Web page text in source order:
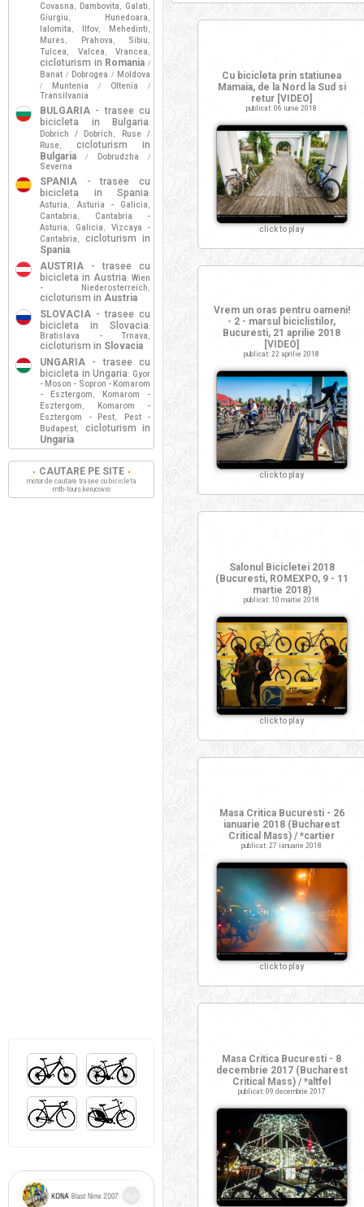
Cu bicicleta prin statiunea
Mamaia, de la Nord la Sud si
retur [VIDEO]
publicat: 06 iunie 2018
click to play
Vrem un oras pentru oameni!
- 2 - marsul biciclistilor,
Bucuresti, 21 aprilie 2018
[VIDEO]
publicat: 22 aprilie 2018
click to play
Salonul Bicicletei 2018
(Bucuresti, ROMEXPO, 9 - 11
martie 2018)
publicat: 10 martie 2018
click to play
Masa Critica Bucuresti - 26
ianuarie 2018 (Bucharest
Critical Mass) / *cartier
publicat: 27 ianuarie 2018
click to play
Masa Critica Bucuresti - 8
decembrie 2017 (Bucharest
Critical Mass) / *altfel
publicat: 09 decembrie 2017
Covasna , Dambovita , Galati ,
Giurgiu , Hunedoara ,
Ialomita , Ilfov, Mehedinti ,
Mures , Prahova , Sibiu ,
Tulcea , Valcea , Vrancea ,
cicloturism in Romania /
Banat / Dobrogea / Moldova
/ Muntenia / Oltenia /
Transilvania
BULGARIA - trasee cu
bicicleta in Bulgaria:
Dobrich / Dobrich ,
Ruse /
Ruse,
cicloturism in
Bulgaria
/ Dobrudzha /
Severna
SPANIA - trasee cu
bicicleta in Spania:
Asturia , Asturia - Galicia ,
Cantabria ,
Cantabria -
Asturia , Galicia ,
Vizcaya -
Cantabria ,
cicloturism in
Spania
AUSTRIA - trasee cu
bicicleta in Austria: Wien
- Niederosterreich ,
cicloturism in Austria
SLOVACIA - trasee cu
bicicleta in Slovacia:
Bratislava - Trnava ,
cicloturism in Slovacia
UNGARIA - trasee cu
bicicleta in Ungaria: Gyor
- Moson - Sopron - Komarom
- Esztergom ,
Komarom -
Esztergom ,
Komarom -
Esztergom - Pest,
Pest -
Budapest,
cicloturism in
Ungaria
CAUTARE PE SITE
motor de cautare trasee cu bicicleta
mtb-tours.kerucov.ro